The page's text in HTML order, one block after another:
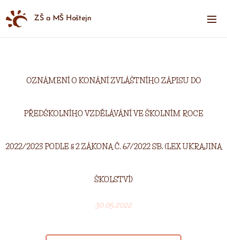
ZŠ a MŠ Hoštejn
OZNÁMENÍ O KONÁNÍ ZVLÁŠTNÍHO ZÁPISU DO
PŘEDŠKOLNÍHO VZDĚLÁVÁNÍ VE ŠKOLNÍM ROCE
2022/2023 PODLE § 2 ZÁKONA Č. 67/2022 SB. (LEX UKRAJINA
ŠKOLSTVÍ)
30.05.2022